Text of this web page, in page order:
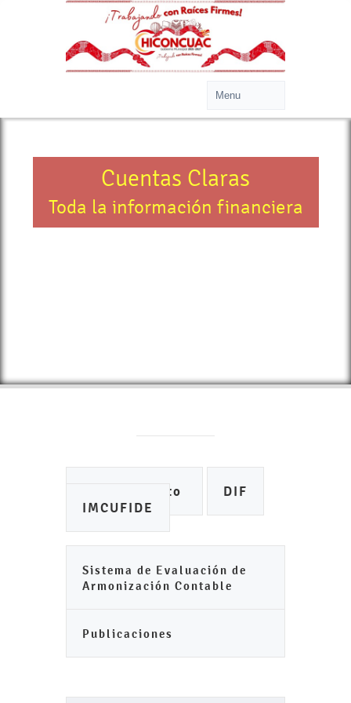
Cuentas Claras
Toda la información financiera
Ayuntamiento
DIF
IMCUFIDE
Sistema de Evaluación de
Armonización Contable
Publicaciones